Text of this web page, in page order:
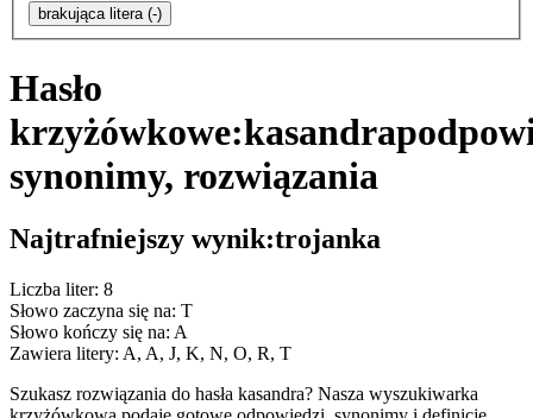
brakująca litera (-)
Hasło
krzyżówkowe:kasandra
synonimy, rozwiązania
Najtrafniejszy wynik:trojanka
Liczba liter: 8
Słowo zaczyna się na: T
Słowo kończy się na: A
Zawiera litery: A, A, J, K, N, O, R, T
Szukasz rozwiązania do hasła kasandra? Nasza wyszukiwarka